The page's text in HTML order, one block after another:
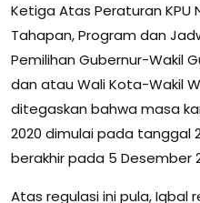
Ketiga Atas Peraturan KPU
Tahapan, Program dan
Pemilihan Gubernur-Wakil
dan atau Wali Kota-Wakil
ditegaskan bahwa masa
2020 dimulai pada tanggal
berakhir pada 5 Desember
Atas regulasi ini pula, Iqbal